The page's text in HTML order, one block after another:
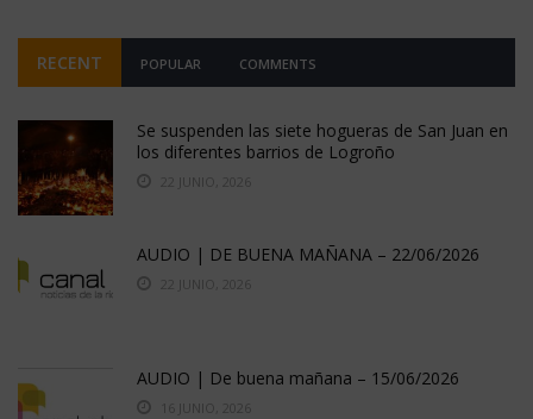
RECENT POPULAR COMMENTS
Se suspenden las siete hogueras de San Juan en
los diferentes barrios de Logroño
22 JUNIO, 2026
AUDIO | DE BUENA MAÑANA – 22/06/2026
22 JUNIO, 2026
AUDIO | De buena mañana – 15/06/2026
16 JUNIO, 2026